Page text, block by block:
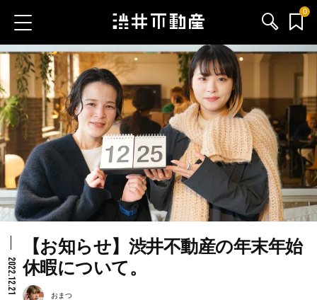
0
お気に入り物件 お問い合わせ
ブログ
サービス内容
渋井不動産のメンバー
会社情報
2022.12.21
【お知らせ】渋井不動産の年末年始
休暇について。
おまつ